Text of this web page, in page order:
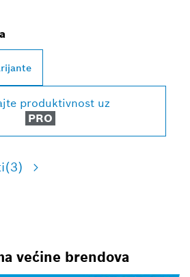
produktivnost uz
PRO
(3)
većine brendova